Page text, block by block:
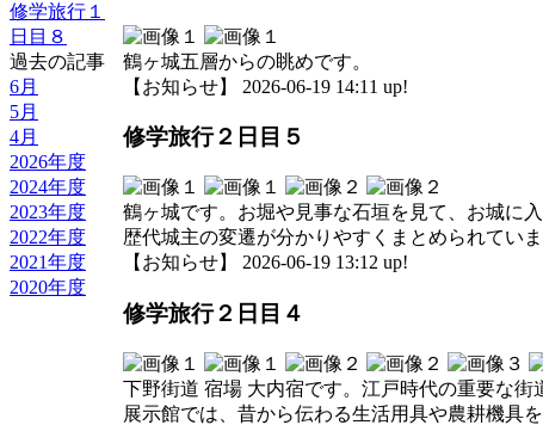
修学旅行１
日目８
過去の記事
6月
5月
4月
2026年度
2024年度
2023年度
2022年度
2021年度
2020年度
鶴ヶ城五層からの眺めです。
【お知らせ】 2026-06-19 14:11 up!
修学旅行２日目５
鶴ヶ城です。お堀や見事な石垣を見て、お城に
歴代城主の変遷が分かりやすくまとめられてい
【お知らせ】 2026-06-19 13:12 up!
修学旅行２日目４
下野街道 宿場 大内宿です。江戸時代の重要な
展示館では、昔から伝わる生活用具や農耕機具を